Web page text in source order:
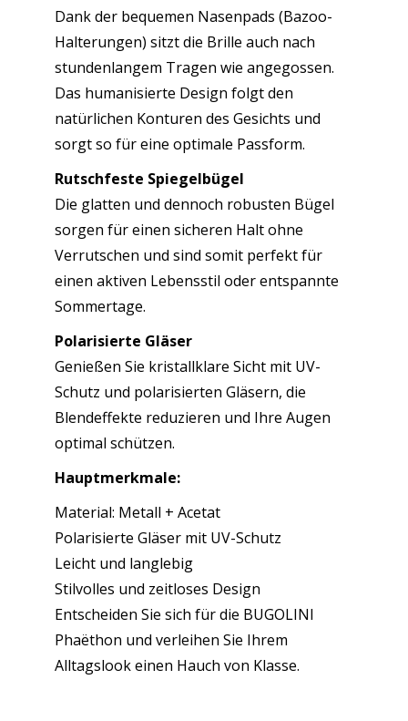
Dank der bequemen Nasenpads (Bazoo-
Halterungen) sitzt die Brille auch nach
stundenlangem Tragen wie angegossen.
Das humanisierte Design folgt den
natürlichen Konturen des Gesichts und
sorgt so für eine optimale Passform.
Rutschfeste Spiegelbügel
Die glatten und dennoch robusten Bügel
sorgen für einen sicheren Halt ohne
Verrutschen und sind somit perfekt für
einen aktiven Lebensstil oder entspannte
Sommertage.
Polarisierte Gläser
Genießen Sie kristallklare Sicht mit UV-
Schutz und polarisierten Gläsern, die
Blendeffekte reduzieren und Ihre Augen
optimal schützen.
Hauptmerkmale:
Material: Metall + Acetat
Polarisierte Gläser mit UV-Schutz
Leicht und langlebig
Stilvolles und zeitloses Design
Entscheiden Sie sich für die BUGOLINI
Phaëthon und verleihen Sie Ihrem
Alltagslook einen Hauch von Klasse.